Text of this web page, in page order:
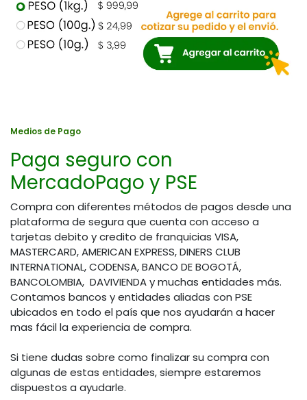
Medios de Pago
Paga seguro con
MercadoPago y PSE
Compra con diferentes métodos de pagos desde una
plataforma de segura que cuenta con acceso a
tarjetas debito y credito de franquicias VISA,
MASTERCARD, AMERICAN EXPRESS, DINERS CLUB
INTERNATIONAL, CODENSA, BANCO DE BOGOTÁ,
BANCOLOMBIA, DAVIVIENDA y muchas entidades más.
Contamos bancos y entidades aliadas con PSE
ubicados en todo el país que nos ayudarán a hacer
mas fácil la experiencia de compra.
Si tiene dudas sobre como finalizar su compra con
algunas de estas entidades, siempre estaremos
dispuestos a ayudarle.